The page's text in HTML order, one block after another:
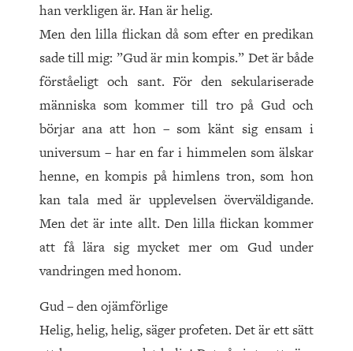
han verkligen är. Han är helig.
Men den lilla flickan då som efter en predikan
sade till mig: ”Gud är min kompis.” Det är både
förståeligt och sant. För den sekulariserade
människa som kommer till tro på Gud och
börjar ana att hon – som känt sig ensam i
universum – har en far i himmelen som älskar
henne, en kompis på himlens tron, som hon
kan tala med är upplevelsen överväldigande.
Men det är inte allt. Den lilla flickan kommer
att få lära sig mycket mer om Gud under
vandringen med honom.
Gud – den ojämförlige
Helig, helig, helig, säger profeten. Det är ett sätt